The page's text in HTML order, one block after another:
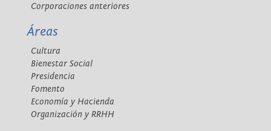
Corporaciones anteriores
Áreas
Cultura
Bienestar Social
Presidencia
Fomento
Economía y Hacienda
Organización y RRHH